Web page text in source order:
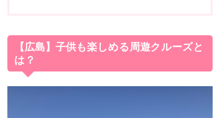
【広島】子供も楽しめる周遊クルーズと
は？